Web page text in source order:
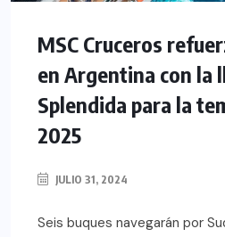
MSC Cruceros
en Argentina con la
Splendida para la
2025
JULIO 31, 2024
Seis buques navegarán por